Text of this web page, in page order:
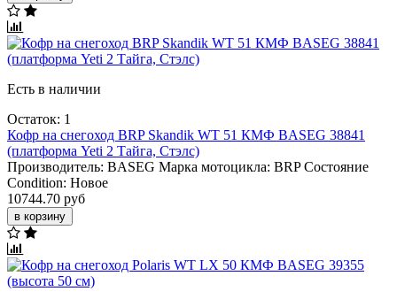
Есть в наличии
Остаток: 1
Кофр на снегоход BRP Skandik WT 51 КМФ BASEG 38841
(платформа Yeti 2 Тайга, Стэлс)
Производитель: BASEG Марка мотоцикла: BRP Состояние
Condition: Новое
10744.70 руб
в корзину